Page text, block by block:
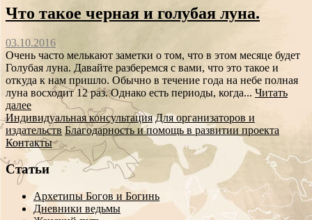
Что такое черная и голубая луна.
03.10.2016
Очень часто мелькают заметки о том, что в этом месяце будет
Голубая луна. Давайте разберемся с вами, что это такое и
откуда к нам пришло. Обычно в течение года на небе полная
луна восходит 12 раз. Однако есть периоды, когда... Читать
далее
Индивидуальная консультация Для организаторов и
издательств Благодарность и помощь в развитии проекта
Контакты
Статьи
Архетипы Богов и Богинь
Дневники ведьмы